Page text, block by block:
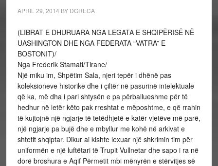
APRIL 29, 2014 BY DGRECA
(LIBRAT E DHURUARA NGA LEGATA E SHQIPËRISË NË
UASHINGTON DHE NGA FEDERATA “VATRA” E
BOSTONIT)/
Nga Frederik Stamati/Tirane/
Një miku im, Shpëtim Sala, njeri tepër i dhënë pas
koleksioneve historike dhe i çiltër në pasurinë intelektuale
që ka, më dha i pari shtysën e pa përballueshme për të
hedhur në letër këto pak rreshtat e mëposhtme, e që rrahin
të kujtojnë një ngjarje të tetëdhjetë e katër vjetëve më parë,
një ngjarje pa bujë dhe e mbyllur me kohë në arkivat e
shtetit shqiptar. Dikur ai kishte lexuar një shkrimin tim për
uniformën e një luftëtari të Trupit Vullnetar dhe sapo i ra në
dorë broshura e Aqif Përmetit mbi mënyrën e stërvitjes së